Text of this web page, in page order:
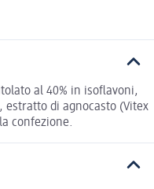
al 40% in isoflavoni,
di agnocasto (Vitex
confezione.